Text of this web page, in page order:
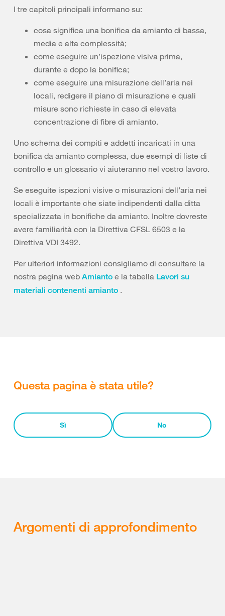
I tre capitoli principali informano su:
cosa significa una bonifica da amianto di bassa,
media e alta complessità;
come eseguire un’ispezione visiva prima,
durante e dopo la bonifica;
come eseguire una misurazione dell’aria nei
locali, redigere il piano di misurazione e quali
misure sono richieste in caso di elevata
concentrazione di fibre di amianto.
Uno schema dei compiti e addetti incaricati in una
bonifica da amianto complessa, due esempi di liste di
controllo e un glossario vi aiuteranno nel vostro lavoro.
Se eseguite ispezioni visive o misurazioni dell’aria nei
locali è importante che siate indipendenti dalla ditta
specializzata in bonifiche da amianto. Inoltre dovreste
avere familiarità con la Direttiva CFSL 6503 e la
Direttiva VDI 3492.
Per ulteriori informazioni consigliamo di consultare la
nostra pagina web Amianto e la tabella Lavori su
materiali contenenti amianto .
Questa pagina è stata utile?
Sì No
Argomenti di approfondimento